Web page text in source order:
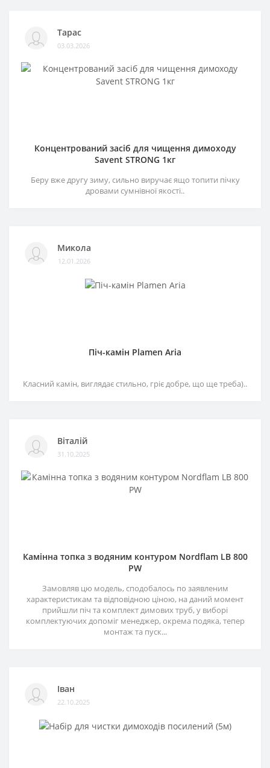
Тарас
03.03.2026
Концентрований засіб для чищення димоходу
Savent STRONG 1кг
Беру вже другу зиму, сильно виручає ящо топити пічку
дровами сумнівної якості..
Микола
12.01.2026
Піч-камін Plamen Aria
Класний камін, виглядає стильно, гріє добре, що ще треба)..
Віталій
31.10.2025
Камінна топка з водяним контуром Nordflam LB 800
PW
Замовляв цю модель, сподобалось по заявленим
характеристикам та відповідною ціною, на даний момент
прийшли піч та комплект димових труб, у виборі
комплектуючих допоміг менеджер, окрема подяка, тепер
монтаж та пуск...
Іван
22.10.2025